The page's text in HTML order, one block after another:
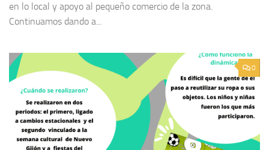
en lo local y apoyo al pequeño comercio de la zona.
Continuamos dando a...
0